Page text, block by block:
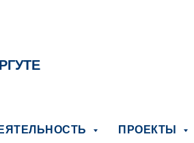
ПРОЕКТЫ